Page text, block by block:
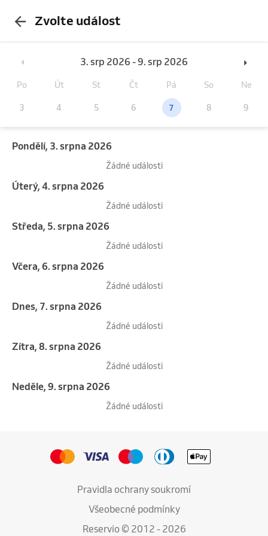
Zvolte událost
3. srp 2026 - 9. srp 2026
Po Út St Čt Pá So Ne
3 4 5 6 7 8 9
pondělí, 3. srpna 2026
Žádné události
úterý, 4. srpna 2026
Žádné události
středa, 5. srpna 2026
Žádné události
Včera, 6. srpna 2026
Žádné události
Dnes, 7. srpna 2026
Žádné události
Zítra, 8. srpna 2026
Žádné události
neděle, 9. srpna 2026
Žádné události
Pravidla ochrany soukromí
Všeobecné podmínky
Reservio © 2012 - 2026